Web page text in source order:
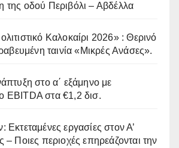
οδού Περιβόλι – Αβδέλλα
Καλοκαίρι 2026» : Θερινό
ταινία «Μικρές Ανάσες».
στο α΄ εξάμηνο με
EBITDA στα €1,2 δισ.
εργασίες στον Α’
Ποιες περιοχές επηρεάζονται την